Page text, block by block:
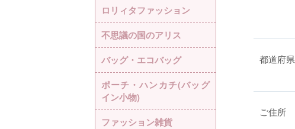
都道府県
ご住所
ロリィタファッション
不思議の国のアリス
バッグ・エコバッグ
ポーチ・ハンカチ(バッグ
イン小物)
ファッション雑貨